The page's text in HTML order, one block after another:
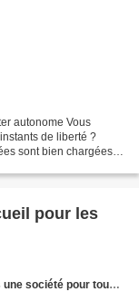
autonome Vous
de liberté ?
sont bien chargées.
pour les
pour tous les âges